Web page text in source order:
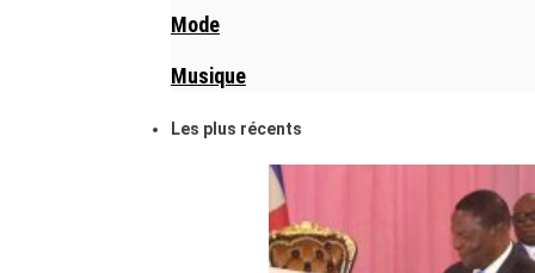
Mode
Musique
Les plus récents